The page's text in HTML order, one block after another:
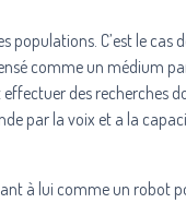
populations. C’est le cas
comme un médium
des recherches
par la voix et a la
à lui comme un robot